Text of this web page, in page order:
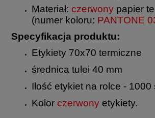
Materiał: czerwony papier
(numer koloru: PANTONE
Specyfikacja produktu:
Etykiety 70x70 termiczne
średnica tulei 40 mm
Ilość etykiet na rolce - 1000
Kolor czerwony etykiety.